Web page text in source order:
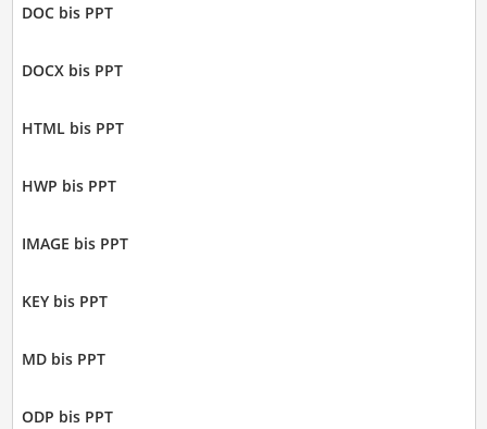
DOC bis PPT
DOCX bis PPT
HTML bis PPT
HWP bis PPT
IMAGE bis PPT
KEY bis PPT
MD bis PPT
ODP bis PPT